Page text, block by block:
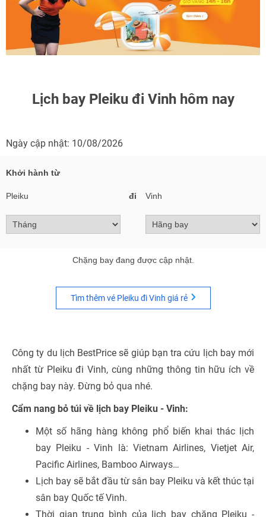
Lịch bay Pleiku đi Vinh hôm nay
Ngày cập nhật: 10/08/2026
Khởi hành từ
Pleiku đi Vinh
Chặng bay đang được cập nhật.
Tìm thêm vé Pleiku đi Vinh giá rẻ
Công ty du lịch BestPrice sẽ giúp bạn tra cứu lịch bay mới
nhất từ Pleiku đi Vinh, cùng những thông tin hữu ích về
chặng bay này. Đừng bỏ qua nhé.
Cẩm nang bỏ túi về lịch bay Pleiku - Vinh:
Một số hãng hàng không phổ biến khai thác lịch
bay Pleiku - Vinh là: Vietnam Airlines, Vietjet Air,
Pacific Airlines, Bamboo Airways…
Lịch bay sẽ bắt đầu từ sân bay Pleiku và kết thúc tại
sân bay Quốc tế Vinh.
Thời gian trung bình của lịch bay chặng Pleiku -